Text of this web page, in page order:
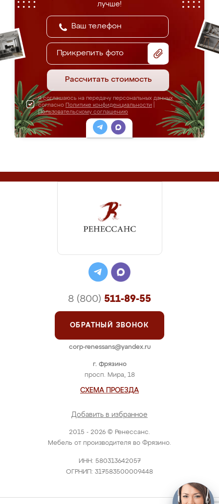
лучше!
Прикрепить фото
Рассчитать стоимость
Я соглашаюсь на передачу персональных данных
согласно Политике конфиденциальности
Пользовательскому соглашению
2015 - 2026 © Ренессанс.
Мебель от производителя во Фрязино.
ИНН: 580313642057
ОГРНИП: 317583500009448
г. Фрязино
просп. Мира, 18
СХЕМА ПРОЕЗДА
Добавить в избранное
8 (800) 511-89-55
ОБРАТНЫЙ ЗВОНОК
corp-renessans@yandex.ru